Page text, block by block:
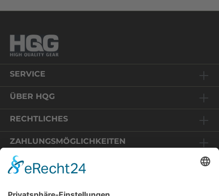
Relaunch HQG-Shop
SERVICE
ÜBER HQG
RECHTLICHES
ZAHLUNGSMÖGLICHKEITEN